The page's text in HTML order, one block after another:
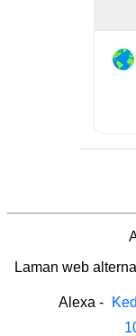
Laman web
Alexa -